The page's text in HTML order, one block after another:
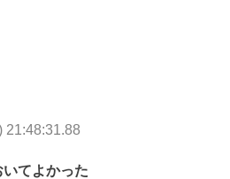
21:48:31.88
てよかった